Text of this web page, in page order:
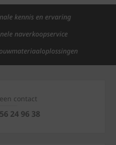
kennis en ervaring
naverkoopservice
contact
24 96 38